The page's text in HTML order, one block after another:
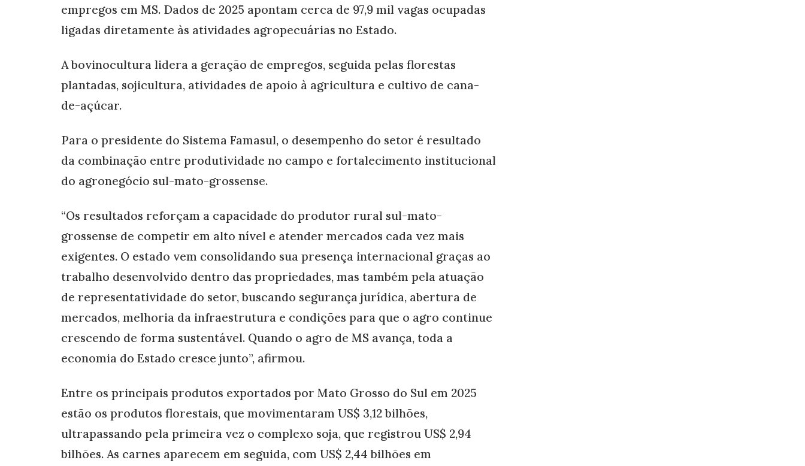
empregos em MS. Dados de 2025 apontam cerca de 97,9 mil vagas ocupadas
ligadas diretamente às atividades agropecuárias no Estado.
A bovinocultura lidera a geração de empregos, seguida pelas florestas
plantadas, sojicultura, atividades de apoio à agricultura e cultivo de cana-
de-açúcar.
Para o presidente do Sistema Famasul, o desempenho do setor é resultado
da combinação entre produtividade no campo e fortalecimento institucional
do agronegócio sul-mato-grossense.
“Os resultados reforçam a capacidade do produtor rural sul-mato-
grossense de competir em alto nível e atender mercados cada vez mais
exigentes. O estado vem consolidando sua presença internacional graças ao
trabalho desenvolvido dentro das propriedades, mas também pela atuação
de representatividade do setor, buscando segurança jurídica, abertura de
mercados, melhoria da infraestrutura e condições para que o agro continue
crescendo de forma sustentável. Quando o agro de MS avança, toda a
economia do Estado cresce junto”, afirmou.
Entre os principais produtos exportados por Mato Grosso do Sul em 2025
estão os produtos florestais, que movimentaram US$ 3,12 bilhões,
ultrapassando pela primeira vez o complexo soja, que registrou US$ 2,94
bilhões. As carnes aparecem em seguida, com US$ 2,44 bilhões em